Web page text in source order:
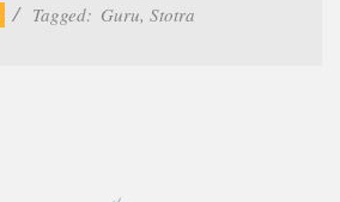
Tagged: Guru, Stotra